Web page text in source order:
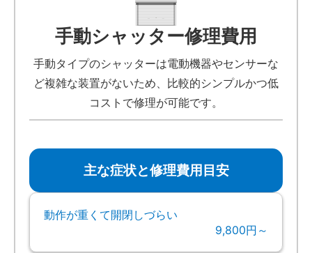
手動シャッター修理費用
手動タイプのシャッターは電動機器やセンサーな
ど複雑な装置がないため、比較的シンプルかつ低
コストで修理が可能です。
主な症状と修理費用目安
動作が重くて開閉しづらい
9,800円～